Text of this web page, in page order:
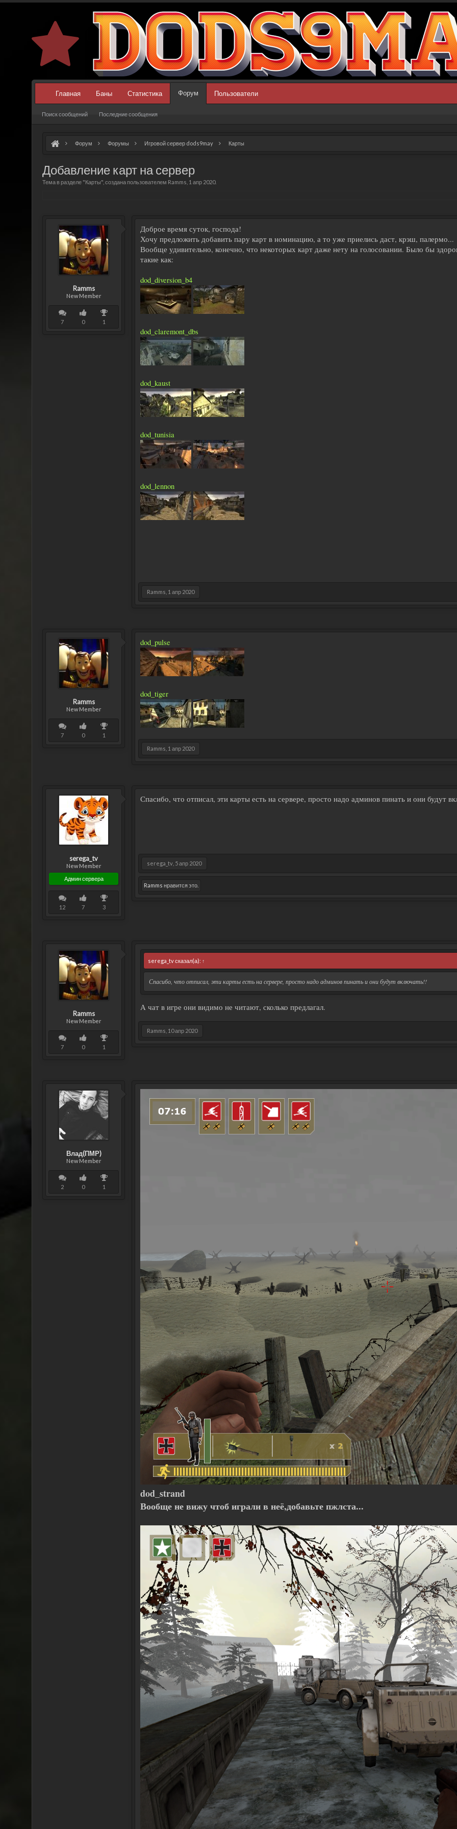
Форум Форумы Игровой сервер dods9may Карты
Добавление карт на сервер
Тема в разделе "Карты", создана пользователем Ramms 1 апр 2020.
Ramms
New Member
7 0 1
Доброе время суток, господа!
Хочу предложить добавить пару карт в номинацию, а то уже приелись даст, крэш, палермо...
Вообще удивительно, конечно, что некоторых карт даже нету на голосовании. Было бы
такие как:
dod_diversion_b4
dod_claremont_dbs
dod_kaust
dod_tunisia
dod_lennon
Ramms 1 апр 2020
Ramms
New Member
7 0 1
dod_pulse
dod_tiger
Ramms 1 апр 2020
serega_tv
New Member
Админ сервера
12 7 3
Спасибо, что отписал, эти карты есть на сервере, просто надо админов пинать и они будут
serega_tv 5 апр 2020
Ramms нравится это.
Ramms
New Member
7 0 1
serega_tv сказал(а): ↑
Спасибо, что отписал, эти карты есть на сервере, просто надо админов пинать и они будут включать!!
А чат в игре они видимо не читают, сколько предлагал.
Ramms 10 апр 2020
Влад(ПМР)
New Member
2 0 1
dod_strand
Вообще не вижу чтоб играли в неё,добавьте пжлста...
Главная Баны Статистика Форум
Поиск сообщений Последние сообщения
Пользователи